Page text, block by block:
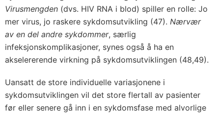
Virusmengden (dvs. HIV RNA i blod) spiller en rolle: Jo
mer virus, jo raskere sykdomsutvikling (47). Nærvær
av en del andre sykdommer, særlig
infeksjonskomplikasjoner, synes også å ha en
akselererende virkning på sykdomsutviklingen (48,49).
Uansatt de store individuelle variasjonene i
sykdomsutviklingen vil det store flertall av pasienter
før eller senere gå inn i en sykdomsfase med alvorlige